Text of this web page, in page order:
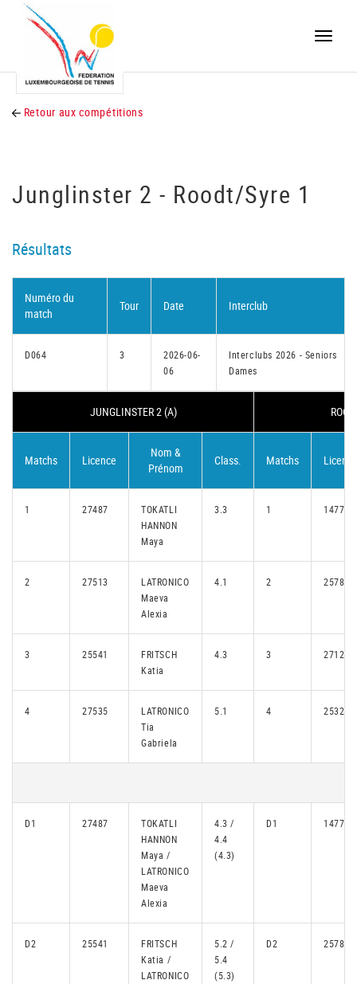
Toggle
Retour aux compétitions
Junglinster 2 - Roodt/Syre 1
Résultats
Numéro du
match
Tour Date Interclub
D064 3
2026-06-
06
Interclubs 2026 - Seniors
Dames
JUNGLINSTER 2 (A)
Matchs Licence
Nom &
Prénom
Class. Matchs Licence
1 27487
TOKATLI
HANNON
Maya
3.3 1 14775
2 27513
LATRONICO
Maeva
Alexia
4.1 2 25789
3 25541
FRITSCH
Katia
4.3 3 27126
4 27535
LATRONICO
Tia
Gabriela
5.1 4 25328
D1 27487
TOKATLI
HANNON
Maya /
LATRONICO
Maeva
Alexia
4.3 /
4.4
(4.3)
D1 14775
D2 25541
FRITSCH
Katia /
LATRONICO
5.2 /
5.4
(5.3)
D2 25789